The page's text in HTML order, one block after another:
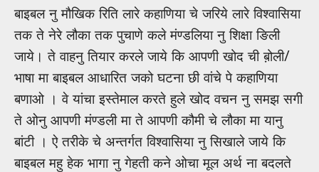
बाइबल नु मौखिक रिति लारे कहाणिया चे जरिये लारे विश्वासिया
तक ते नेरे लौका तक पुचाणे कले मंण्डलिया नु शिक्षा ङिली
जाये। ते वाहनु तियार करले जाये कि आपणी खोद ची ब़ोली/
भाषा मा बाइबल आधारित जको घटना छी वांचे पे कहाणिया
बणाओ । वे यांचा इस्तेमाल करते हुले खोद वचन नु समझ सगी
ते ओनु आपणी मंण्डली मा ते आपणी कौमी चे लौका मा यानु
बांटी । ऐ तरीके चे अन्तर्गत विश्वासिया नु सिखाले जाये कि
बाइबल महु हेक भागा नु गेहती कने ओचा मूल अर्थ ना बदलते